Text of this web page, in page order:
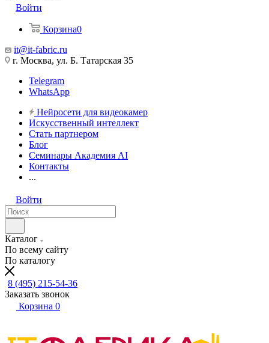
Войти
Корзина0
it@it-fabric.ru
г. Москва, ул. Б. Татарская 35
Telegram
WhatsApp
Нейросети для видеокамер
Искусственный интеллект
Стать партнером
Блог
Семинары Академия AI
Контакты
...
Войти
Каталог
По всему сайту
По каталогу
8 (495) 215-54-36
Заказать звонок
Корзина 0